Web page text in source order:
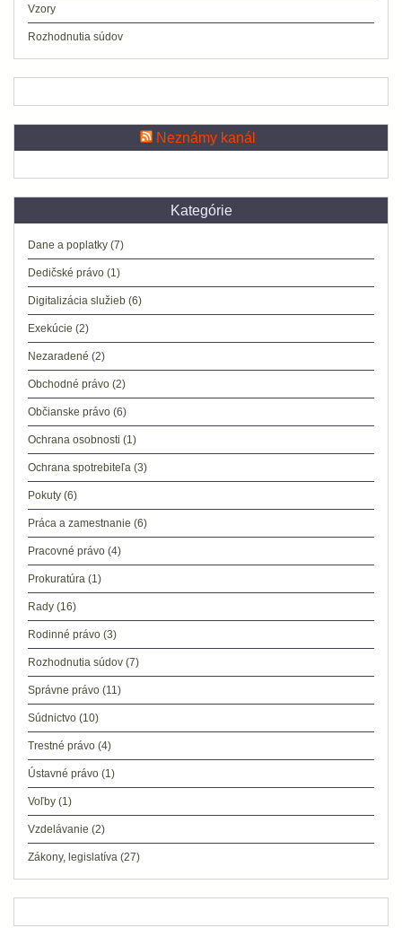
Vzory
Rozhodnutia súdov
Neznámy kanál
Kategórie
Dane a poplatky (7)
Dedičské právo (1)
Digitalizácia služieb (6)
Exekúcie (2)
Nezaradené (2)
Obchodné právo (2)
Občianske právo (6)
Ochrana osobnosti (1)
Ochrana spotrebiteľa (3)
Pokuty (6)
Práca a zamestnanie (6)
Pracovné právo (4)
Prokuratúra (1)
Rady (16)
Rodinné právo (3)
Rozhodnutia súdov (7)
Správne právo (11)
Súdnictvo (10)
Trestné právo (4)
Ústavné právo (1)
Voľby (1)
Vzdelávanie (2)
Zákony, legislatíva (27)